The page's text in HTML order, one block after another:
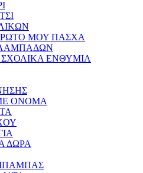
ΜΟΥ ΠΑΣΧΑ
ΕΝΘΥΜΙΑ
ΟΝΟΜΑ
ΔΩΡΑ